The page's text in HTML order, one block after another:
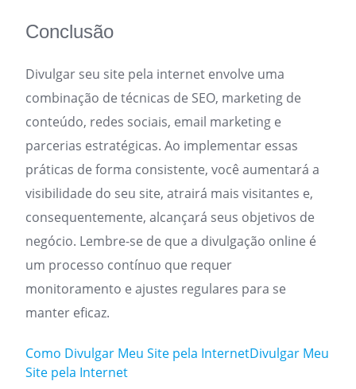
Conclusão
Divulgar seu site pela internet envolve uma
combinação de técnicas de SEO, marketing de
conteúdo, redes sociais, email marketing e
parcerias estratégicas. Ao implementar essas
práticas de forma consistente, você aumentará a
visibilidade do seu site, atrairá mais visitantes e,
consequentemente, alcançará seus objetivos de
negócio. Lembre-se de que a divulgação online é
um processo contínuo que requer
monitoramento e ajustes regulares para se
manter eficaz.
Como Divulgar Meu Site pela InternetDivulgar Meu
Site pela Internet